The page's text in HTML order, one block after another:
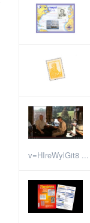
v=HIreWylGit8 ...